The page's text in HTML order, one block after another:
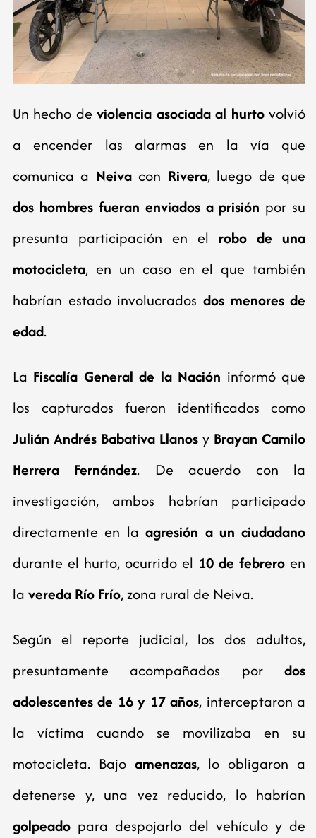
Un hecho deviolencia asociada al hurtovolvió
a encender las alarmas en la vía que
comunica a Neivacon Rivera, luego de que
dos hombres fueran enviados a prisión por su
presunta participación en el robo de una
motocicleta, en un caso en el que también
habrían estado involucrados dos menores de
edad.
La Fiscalía General de la Nación informó que
los capturados fueron identificados como
Julián Andrés Babativa Llanos y Brayan Camilo
Herrera Fernández. De acuerdo con la
investigación, ambos habrían participado
directamente en laagresión a un ciudadano
durante el hurto, ocurrido el 10 de febrero en
la vereda Río Frío, zona rural de Neiva.
Según el reporte judicial, los dos adultos,
presuntamente acompañados pordos
adolescentes de 16 y 17 años, interceptaron a
la víctima cuando se movilizaba en su
motocicleta. Bajoamenazas, lo obligaron a
detenerse y, una vez reducido, lo habrían
golpeado para despojarlo del vehículo y de